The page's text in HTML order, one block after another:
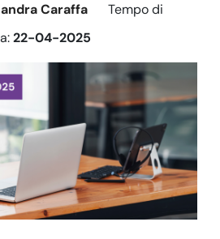
Caraffa
Tempo di
22-04-2025